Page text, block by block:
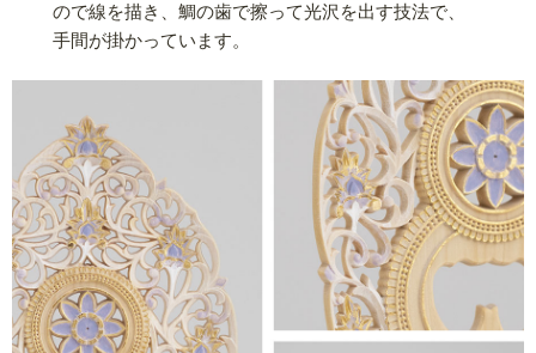
ので線を描き、鯛の歯で擦って光沢を出す技法で、
手間が掛かっています。